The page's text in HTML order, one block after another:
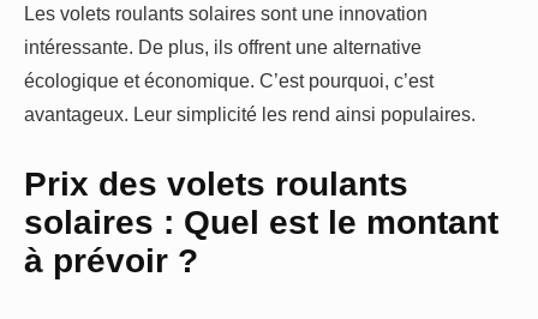
Les volets roulants solaires sont une innovation
intéressante. De plus, ils offrent une alternative
écologique et économique. C’est pourquoi, c’est
avantageux. Leur simplicité les rend ainsi populaires.
Prix des volets roulants
solaires : Quel est le montant
à prévoir ?